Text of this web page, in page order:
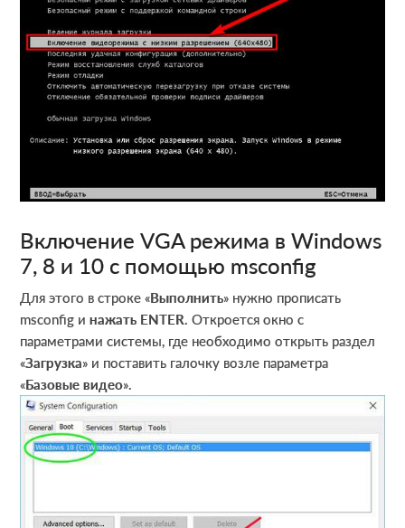
Включение VGA режима в Windows
7, 8 и 10 с помощью msconfig
Для этого в строке «Выполнить» нужно прописать
msconfig инажать ENTER. Откроется окно с
параметрами системы, где необходимо открыть раздел
«Загрузка» и поставить галочку возле параметра
«Базовые видео».